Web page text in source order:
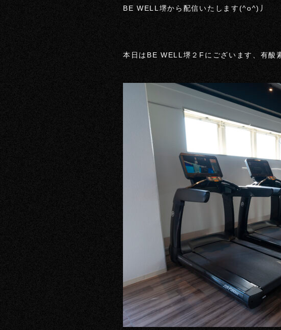
BE WELL堺から配信いたします(^o^)丿
本日はBE WELL堺２Fにございます、有酸